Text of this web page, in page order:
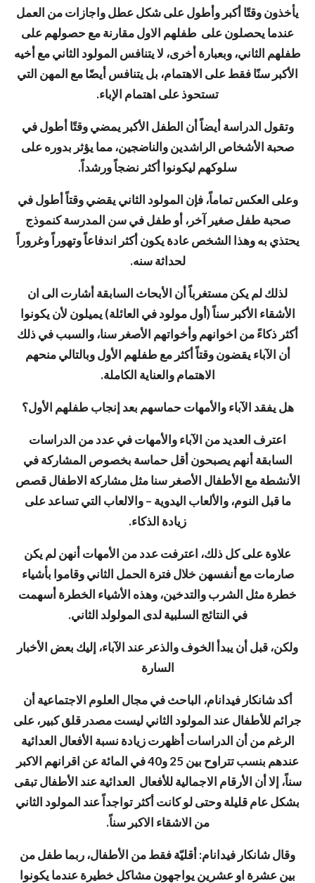
يأخذون وقتًا أكبر وأطول على شكل عطل واجازات من العمل
عندما يحصلون على طفلهم الاول مقارنة مع حصولهم على
طفلهم الثاني، وبعبارة أخرى، لا يتنافس المولود الثاني مع أخيه
الأكبر سنًا فقط على الاهتمام، بل يتنافس أيضًا مع المهن التي
تستحوذ على اهتمام الإباء.
وتقول الدراسة أيضاً أن الطفل الأكبر يمضي وقتًا أطول في
صحبة الأشخاص الراشدين والناضجين، مما يؤثر بدوره على
سلوكهم ليكونوا أكثر نضجاً ورشداً.
وعلى العكس تماماً، فإن المولود الثاني يقضي وقتاً أطول في
صحبة طفل صغير آخر، أو طفل في سن المدرسة كنموذج
يحتذي به وهذا الشخص عادة يكون أكثر اندفاعاً وتهوراً وغروراً
لحداثة سنه.
لذلك لم يكن مستغرباً أن الأبحاث السابقة أشارت الى ان
الأشقاء الأكبر سناً (أول مولود في العائلة) يميلون لأن يكونوا
أكثر ذكاءً من اخوانهم وأخواتهم الأصغر سنا، والسبب في ذلك
أن الآباء يقضون وقتاً أكثر مع طفلهم الأول وبالتالي منحهم
الاهتمام والعناية الكاملة.
هل يفقد الآباء والأمهات حماسهم بعد إنجاب طفلهم الأول؟
اعترف العديد من الآباء والأمهات في عدد من الدراسات
السابقة أنهم يصبحون أقل حماسة بخصوص المشاركة في
الأنشطة مع الأطفال الأصغر سنا مثل مشاركة الاطفال قصص
ما قبل النوم، والألعاب اليدوية – والالعاب التي تساعد على
زيادة الذكاء.
علاوة على كل ذلك، اعترفت عدد من الأمهات أنهن لم يكن
صارمات مع أنفسهن خلال فترة الحمل الثاني وقاموا بأشياء
خطرة مثل الشرب والتدخين، وهذه الأشياء الخطرة أسهمت
في النتائج السلبية لدى المولولد الثاني.
ولكن، قبل أن يبدأ الخوف والذعر عند الآباء، إليك بعض الأخبار
السارة
أكد شانكار فيدانام، الباحث في مجال العلوم الاجتماعية أن
جرائم للأطفال عند المولود الثاني ليست مصدر قلق كبير، على
الرغم من أن الدراسات أظهرت زيادة نسبة الأفعال العدائية
عندهم بنسب تتراوح بين 25 و40 في المائة عن اقرانهم الاكبر
سناً، إلا أن الأرقام الاجمالية للأفعال العدائية عند الأطفال تبقى
بشكل عام قليلة وحتى لو كانت أكثر تواجداً عند المولود الثاني
من الاشقاء الاكبر سناً.
وقال شانكار فيدانام: أقليّة فقط من الأطفال، ربما طفل من
بين عشرة او عشرين يواجهون مشاكل خطيرة عندما يكونوا